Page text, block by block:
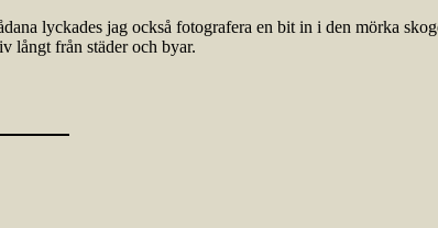
lyckades jag också fotografera en bit in i den mörka
långt från städer och byar.